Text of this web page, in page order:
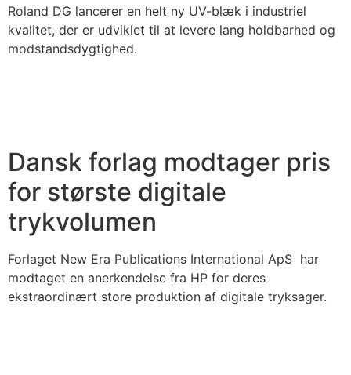
Roland DG lancerer en helt ny UV-blæk i industriel
kvalitet, der er udviklet til at levere lang holdbarhed og
modstandsdygtighed.
Dansk forlag modtager pris
for største digitale
trykvolumen
Forlaget New Era Publications International ApS har
modtaget en anerkendelse fra HP for deres
ekstraordinært store produktion af digitale tryksager.